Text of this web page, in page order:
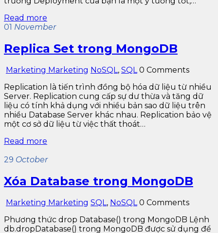
Read more
01 November
Replica Set trong MongoDB
Marketing Marketing NoSQL , SQL 0 Comments
Replication là tiến trình đồng bộ hóa dữ liệu từ nhiều
Server. Replication cung cấp sự dư thừa và tăng dữ
liệu có tính khả dụng với nhiều bản sao dữ liệu trên
nhiều Database Server khác nhau. Replication bảo vệ
một cơ sở dữ liệu từ việc thất thoát…
Read more
29 October
Xóa Database trong MongoDB
Marketing Marketing SQL , NoSQL 0 Comments
Phương thức drop Database() trong MongoDB Lệnh
db.dropDatabase() trong MongoDB được sử dụng để